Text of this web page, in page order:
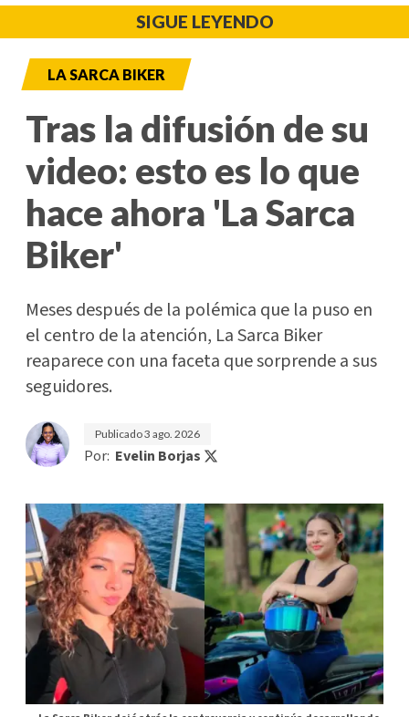
SIGUE LEYENDO
LA SARCA BIKER
Tras la difusión de su
video: esto es lo que
hace ahora 'La Sarca
Biker'
Meses después de la polémica que la puso en
el centro de la atención, La Sarca Biker
reaparece con una faceta que sorprende a sus
seguidores.
Publicado3 ago. 2026
Por: Evelin Borjas